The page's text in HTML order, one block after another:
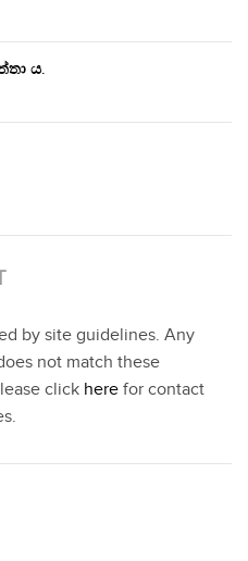
ය.
by site guidelines. Any
not match these
click here for contact